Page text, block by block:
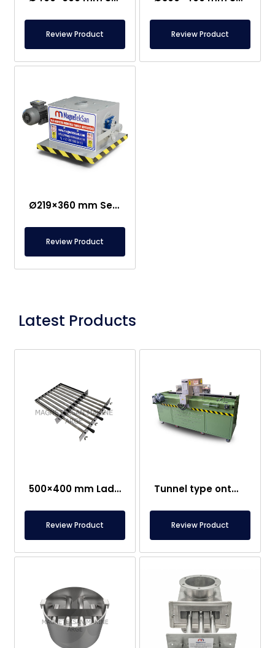
Review Product Review Product
Ø219×360 mm Semi-magnetische trommel – geschikt voor voedsel
Review Product
Latest Products
500×400 mm Lade Magneet – Eenvoudig te Reinigen
Review Product
Tunnel type ontmagnetiseermachine met transportband
Review Product